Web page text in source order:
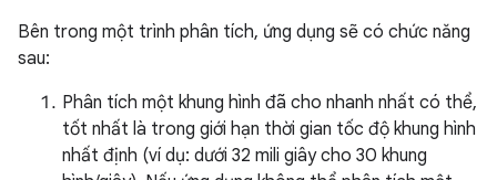
Bên trong một trình phân tích, ứng dụng sẽ có chức năng
sau:
Phân tích một khung hình đã cho nhanh nhất có thể,
tốt nhất là trong giới hạn thời gian tốc độ khung hình
nhất định (ví dụ: dưới 32 mili giây cho 30 khung